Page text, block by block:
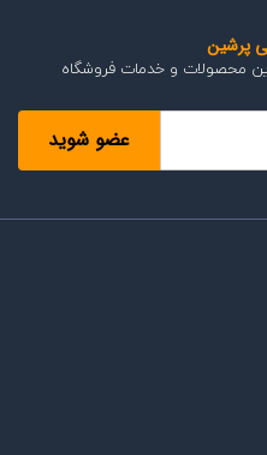
پرشین
محصولات و خدمات فروشگاه